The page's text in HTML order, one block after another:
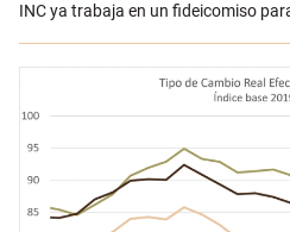
INC ya trabaja en un fideicomiso